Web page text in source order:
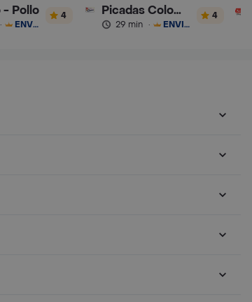
- Pollo
· ENVÍO GRATIS
4 Picadas Colombianas Premium
29 min · ENVÍO GRATIS
4